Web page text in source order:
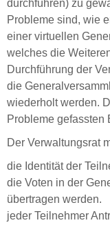
durchführen) zu
Probleme sind, wie
einer virtuellen
welches die
Durchführung der
die
wiederholt werden.
Probleme gefassten
Der Verwaltungsrat
die Identität der
die Voten in der
übertragen werden.
jeder Teilnehmer